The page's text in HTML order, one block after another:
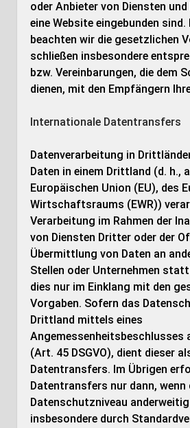
oder Anbieter von Diensten
eine Website eingebunden sind.
beachten wir die gesetzlichen
schließen insbesondere
bzw. Vereinbarungen, die dem
dienen, mit den Empfängern
Internationale Datentransfers
Datenverarbeitung in
Daten in einem Drittland (d. h.,
Europäischen Union (EU), des
Wirtschaftsraums (EWR))
Verarbeitung im Rahmen der
von Diensten Dritter oder der
Übermittlung von Daten an
Stellen oder Unternehmen
dies nur im Einklang mit den
Vorgaben. Sofern das
Drittland mittels eines
Angemessenheitsbeschlusses
(Art. 45 DSGVO), dient dieser
Datentransfers. Im Übrigen
Datentransfers nur dann, wenn
Datenschutzniveau
insbesondere durch